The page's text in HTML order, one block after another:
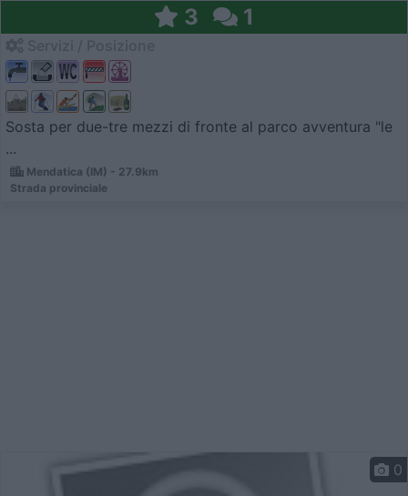
3 1
Sosta per due-tre mezzi di fronte al parco avventura "le
...
Mendatica (IM) - 27.9km
Strada provinciale
0